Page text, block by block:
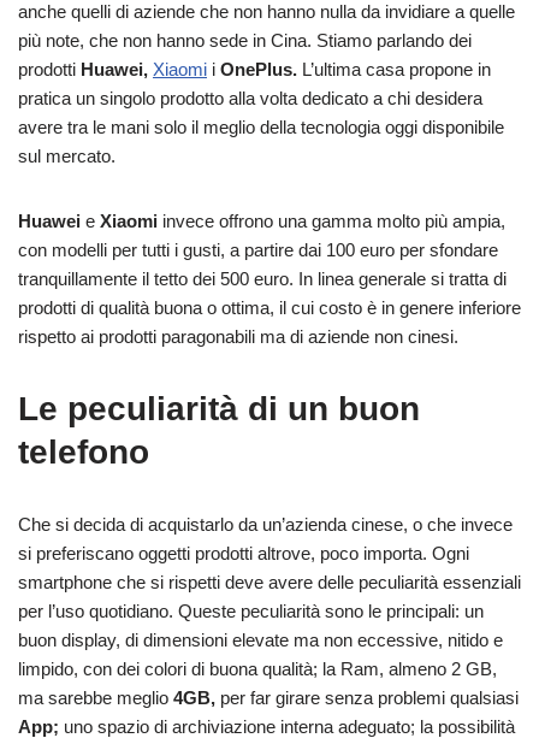
anche quelli di aziende che non hanno nulla da invidiare a quelle
più note, che non hanno sede in Cina. Stiamo parlando dei
prodotti Huawei, Xiaomi i OnePlus. L’ultima casa propone in
pratica un singolo prodotto alla volta dedicato a chi desidera
avere tra le mani solo il meglio della tecnologia oggi disponibile
sul mercato.
Huawei e Xiaomi invece offrono una gamma molto più ampia,
con modelli per tutti i gusti, a partire dai 100 euro per sfondare
tranquillamente il tetto dei 500 euro. In linea generale si tratta di
prodotti di qualità buona o ottima, il cui costo è in genere inferiore
rispetto ai prodotti paragonabili ma di aziende non cinesi.
Le peculiarità di un buon
telefono
Che si decida di acquistarlo da un’azienda cinese, o che invece
si preferiscano oggetti prodotti altrove, poco importa. Ogni
smartphone che si rispetti deve avere delle peculiarità essenziali
per l’uso quotidiano. Queste peculiarità sono le principali: un
buon display, di dimensioni elevate ma non eccessive, nitido e
limpido, con dei colori di buona qualità; la Ram, almeno 2 GB,
ma sarebbe meglio 4GB, per far girare senza problemi qualsiasi
App; uno spazio di archiviazione interna adeguato; la possibilità